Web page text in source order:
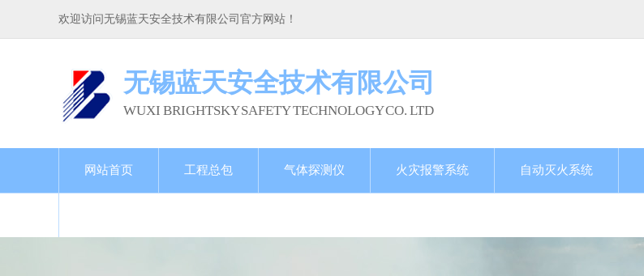
欢迎访问无锡蓝天安全技术有限公司官方网站！
无锡蓝天安全技术有限公司
WUXI BRIGHTSKY SAFETY TECHNOLOGY CO. LTD
网站首页 工程总包 气体探测仪 火灾报警系统 自动灭火系统